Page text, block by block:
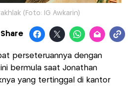
(Foto: IG Awkarin)
Share
perseteruannya dengan
bermula saat Jonathan
yang tertinggal di kantor